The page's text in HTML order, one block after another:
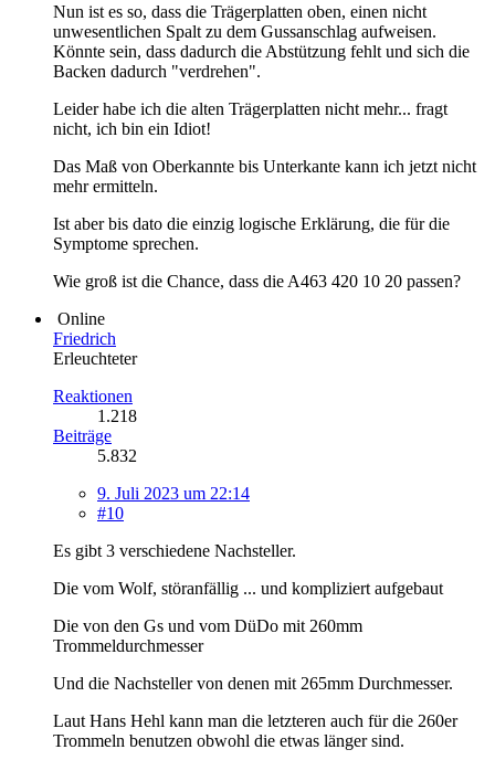
Nun ist es so, dass die Trägerplatten oben, einen nicht
unwesentlichen Spalt zu dem Gussanschlag aufweisen.
Könnte sein, dass dadurch die Abstützung fehlt und sich die
Backen dadurch "verdrehen".
Leider habe ich die alten Trägerplatten nicht mehr... fragt
nicht, ich bin ein Idiot!
Das Maß von Oberkannte bis Unterkante kann ich jetzt nicht
mehr ermitteln.
Ist aber bis dato die einzig logische Erklärung, die für die
Symptome sprechen.
Wie groß ist die Chance, dass die A463 420 10 20 passen?
Online
Friedrich
Erleuchteter
Reaktionen
1.218
Beiträge
5.832
9. Juli 2023 um 22:14
#10
Es gibt 3 verschiedene Nachsteller.
Die vom Wolf, störanfällig ... und kompliziert aufgebaut
Die von den Gs und vom DüDo mit 260mm
Trommeldurchmesser
Und die Nachsteller von denen mit 265mm Durchmesser.
Laut Hans Hehl kann man die letzteren auch für die 260er
Trommeln benutzen obwohl die etwas länger sind.